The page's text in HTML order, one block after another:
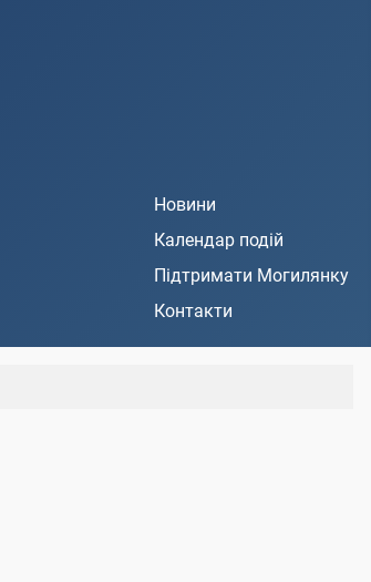
Новини
Календар подій
Підтримати Могилянку
Контакти